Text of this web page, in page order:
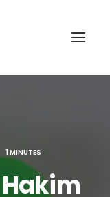
1 MINUTES